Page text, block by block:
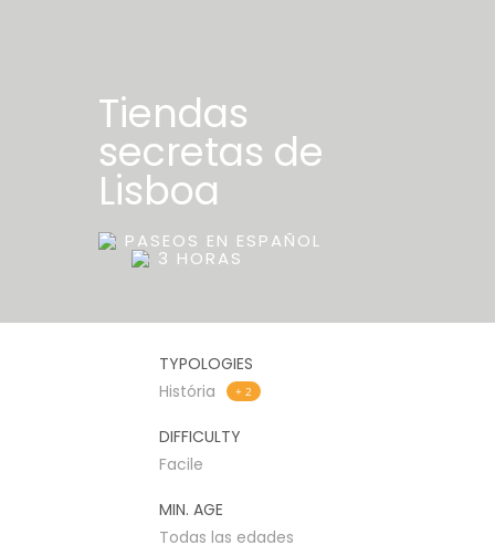
Tiendas
secretas de
Lisboa
PASEOS EN ESPAÑOL
3 HORAS
TYPOLOGIES
História
+ 2
DIFFICULTY
Facile
MIN. AGE
Todas las edades